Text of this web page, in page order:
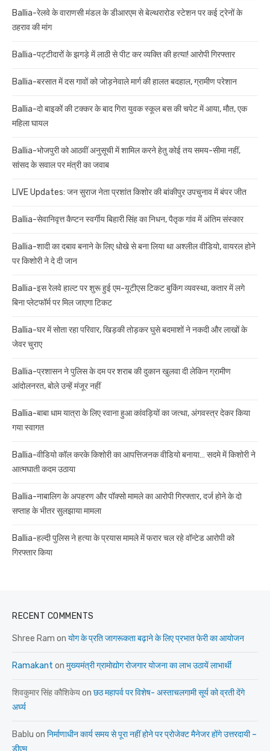
Ballia-रेलवे के वाराणसी मंडल के डीआरएम से बेल्थरारोड स्टेशन पर कई ट्रेनों के
ठहराव की मांग
Ballia-पट्टीदारों के झगड़े में लाठी से पीट कर व्यक्ति की हत्या! आरोपी गिरफ्तार
Ballia-बरसात में दस गावों को जोड़नेवाले मार्ग की हालत बदहाल, ग्रामीण परेशान
Ballia-दो बाइकों की टक्कर के बाद गिरा युवक स्कूल बस की चपेट में आया, मौत, एक
महिला घायल
Ballia-भोजपुरी को आठवीं अनुसूची में शामिल करने हेतु कोई तय समय-सीमा नहीं,
सांसद के सवाल पर मंत्री का जवाब
LIVE Updates: जन सुराज नेता प्रशांत किशोर की बांकीपुर उपचुनाव में बंपर जीत
Ballia-सेवानिवृत्त कैप्टन स्वर्गीय बिहारी सिंह का निधन, पैतृक गांव में अंतिम संस्कार
Ballia-शादी का दबाव बनाने के लिए धोखे से बना लिया था अश्लील वीडियो, वायरल होने
पर किशोरी ने दे दी जान
Ballia-इस रेलवे हाल्ट पर शुरू हुई एम-यूटीएस टिकट बुकिंग व्यवस्था, कतार में लगे
बिना प्लेटफॉर्म पर मिल जाएगा टिकट
Ballia-घर में सोता रहा परिवार, खिड़की तोड़कर घुसे बदमाशों ने नकदी और लाखों के
जेवर चुराए
Ballia-प्रशासन ने पुलिस के दम पर शराब की दुकान खुलवा दी लेकिन ग्रामीण
आंदोलनरत, बोले उन्हें मंजूर नहीं
Ballia-बाबा धाम यात्रा के लिए रवाना हुआ कांवड़ियों का जत्था, अंगवस्त्र देकर किया
गया स्वागत
Ballia-वीडियो कॉल करके किशोरी का आपत्तिजनक वीडियो बनाया… सदमे में किशोरी ने
आत्मघाती कदम उठाया
Ballia-नाबालिग के अपहरण और पॉक्सो मामले का आरोपी गिरफ्तार, दर्ज होने के दो
सप्ताह के भीतर सुलझाया मामला
Ballia-हल्दी पुलिस ने हत्या के प्रयास मामले में फरार चल रहे वॉन्टेड आरोपी को
गिरफ्तार किया
RECENT COMMENTS
Shree Ram on योग के प्रति जागरूकता बढ़ाने के लिए प्रभात फेरी का आयोजन
Ramakant on मुख्यमंत्री ग्रामोद्योग रोजगार योजना का लाभ उठायें लाभार्थी
शिवकुमार सिंह कौशिकेयon छठ महापर्व पर विशेष- अस्ताचलगामी सूर्य को व्रती देंगे
अर्घ्य
Bablu on निर्माणाधीन कार्य समय से पूरा नहीं होने पर प्रोजेक्ट मैनेजर होंगे उत्तरदायी –
डीएम